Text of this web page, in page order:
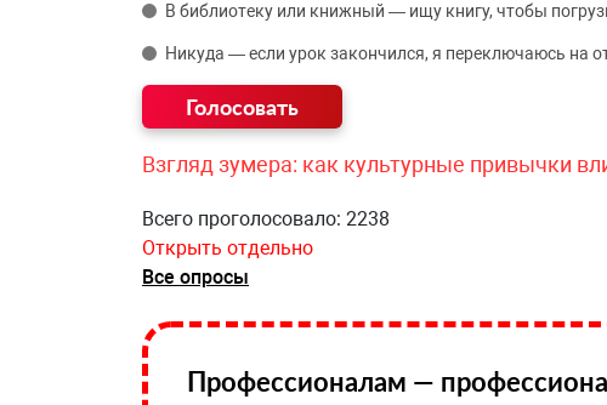
В библиотеку или книжный — ищу книгу, чтобы
Никуда — если урок закончился, я переключаюсь на
Взгляд зумера: как культурные привычки
Всего проголосовало: 2238
Открыть отдельно
Все опросы
Профессионалам —